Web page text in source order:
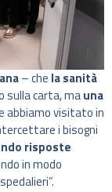
– che la sanità
sulla carta, mauna
abbiamo visitato in
i bisogni
risposte
in modo